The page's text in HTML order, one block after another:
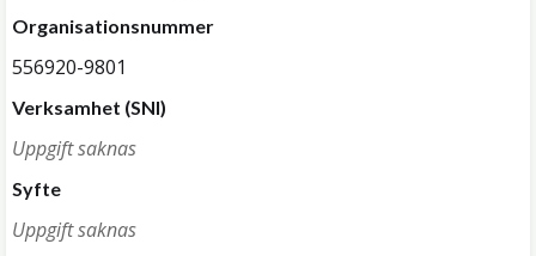
Organisationsnummer
556920-9801
Verksamhet (SNI)
Uppgift saknas
Syfte
Uppgift saknas